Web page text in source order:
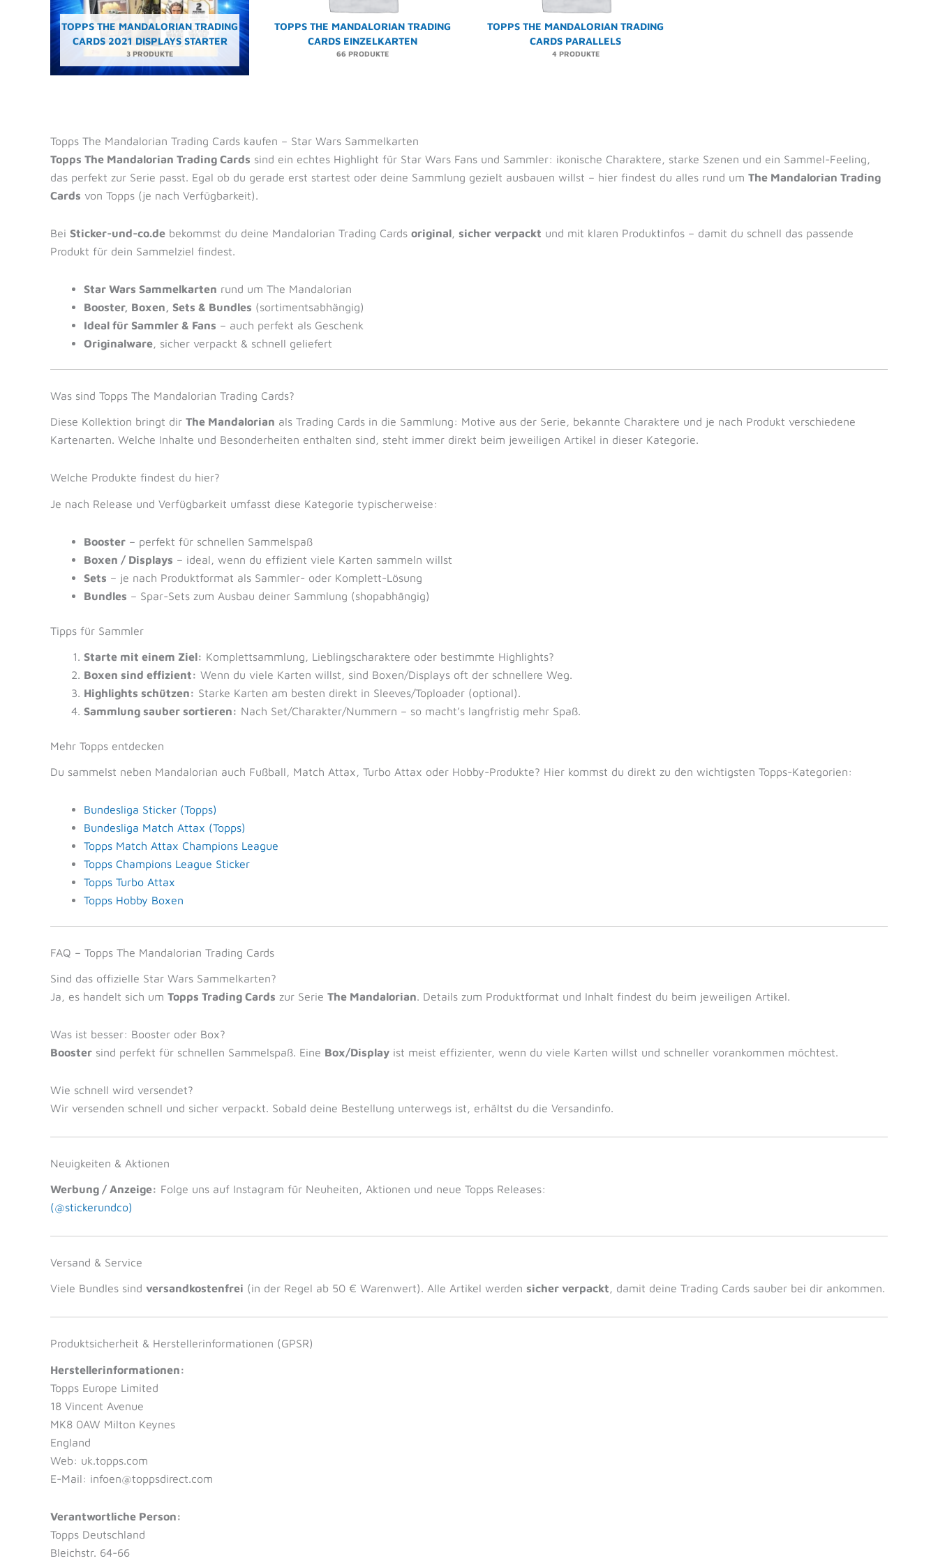
TOPPS THE MANDALORIAN TRADING
CARDS 2021 DISPLAYS STARTER
3 PRODUKTE
TOPPS THE MANDALORIAN TRADING
CARDS EINZELKARTEN
66 PRODUKTE
TOPPS THE MANDALORIAN TRADING
CARDS PARALLELS
4 PRODUKTE
Topps The Mandalorian Trading Cards kaufen – Star Wars Sammelkarten
Topps The Mandalorian Trading Cards sind ein echtes Highlight für Star Wars Fans und Sammler: ikonische Charaktere, starke Szenen und ein Sammel-Feeling,
das perfekt zur Serie passt. Egal ob du gerade erst startest oder deine Sammlung gezielt ausbauen willst – hier findest du alles rund um The Mandalorian Trading
Cards von Topps (je nach Verfügbarkeit).
Bei Sticker-und-co.de bekommst du deine Mandalorian Trading Cards original, sicher verpackt und mit klaren Produktinfos – damit du schnell das passende
Produkt für dein Sammelziel findest.
Star Wars Sammelkarten rund um The Mandalorian
Booster, Boxen, Sets & Bundles (sortimentsabhängig)
Ideal für Sammler & Fans – auch perfekt als Geschenk
Originalware, sicher verpackt & schnell geliefert
Was sind Topps The Mandalorian Trading Cards?
Diese Kollektion bringt dir The Mandalorian als Trading Cards in die Sammlung: Motive aus der Serie, bekannte Charaktere und je nach Produkt verschiedene
Kartenarten. Welche Inhalte und Besonderheiten enthalten sind, steht immer direkt beim jeweiligen Artikel in dieser Kategorie.
Welche Produkte findest du hier?
Je nach Release und Verfügbarkeit umfasst diese Kategorie typischerweise:
Booster – perfekt für schnellen Sammelspaß
Boxen / Displays – ideal, wenn du effizient viele Karten sammeln willst
Sets – je nach Produktformat als Sammler- oder Komplett-Lösung
Bundles – Spar-Sets zum Ausbau deiner Sammlung (shopabhängig)
Tipps für Sammler
Starte mit einem Ziel: Komplettsammlung, Lieblingscharaktere oder bestimmte Highlights?
Boxen sind effizient: Wenn du viele Karten willst, sind Boxen/Displays oft der schnellere Weg.
Highlights schützen: Starke Karten am besten direkt in Sleeves/Toploader (optional).
Sammlung sauber sortieren: Nach Set/Charakter/Nummern – so macht’s langfristig mehr Spaß.
Mehr Topps entdecken
Du sammelst neben Mandalorian auch Fußball, Match Attax, Turbo Attax oder Hobby-Produkte? Hier kommst du direkt zu den wichtigsten Topps-Kategorien:
Bundesliga Sticker (Topps)
Bundesliga Match Attax (Topps)
Topps Match Attax Champions League
Topps Champions League Sticker
Topps Turbo Attax
Topps Hobby Boxen
FAQ – Topps The Mandalorian Trading Cards
Sind das offizielle Star Wars Sammelkarten?
Ja, es handelt sich um Topps Trading Cards zur Serie The Mandalorian. Details zum Produktformat und Inhalt findest du beim jeweiligen Artikel.
Was ist besser: Booster oder Box?
Booster sind perfekt für schnellen Sammelspaß. Eine Box/Display ist meist effizienter, wenn du viele Karten willst und schneller vorankommen möchtest.
Wie schnell wird versendet?
Wir versenden schnell und sicher verpackt. Sobald deine Bestellung unterwegs ist, erhältst du die Versandinfo.
Neuigkeiten & Aktionen
Werbung / Anzeige: Folge uns auf Instagram für Neuheiten, Aktionen und neue Topps Releases:
(@stickerundco)
Versand & Service
Viele Bundles sind versandkostenfrei (in der Regel ab 50 € Warenwert). Alle Artikel werden sicher verpackt, damit deine Trading Cards sauber bei dir ankommen.
Produktsicherheit & Herstellerinformationen (GPSR)
Herstellerinformationen:
Topps Europe Limited
18 Vincent Avenue
MK8 0AW Milton Keynes
England
Web: uk.topps.com
E-Mail: infoen@toppsdirect.com
Verantwortliche Person:
Topps Deutschland
Bleichstr. 64-66